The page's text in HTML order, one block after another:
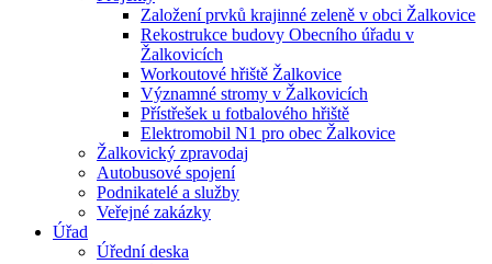
Založení prvků krajinné zeleně v obci Žalkovice
Rekostrukce budovy Obecního úřadu v
Žalkovicích
Workoutové hřiště Žalkovice
Významné stromy v Žalkovicích
Přístřešek u fotbalového hřiště
Elektromobil N1 pro obec Žalkovice
Žalkovický zpravodaj
Autobusové spojení
Podnikatelé a služby
Veřejné zakázky
Úřad
Úřední deska